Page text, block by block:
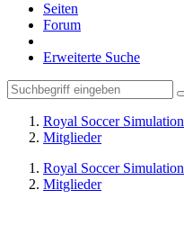
Seiten
Forum
Erweiterte Suche
Royal Soccer Simulation
Mitglieder
Royal Soccer Simulation
Mitglieder